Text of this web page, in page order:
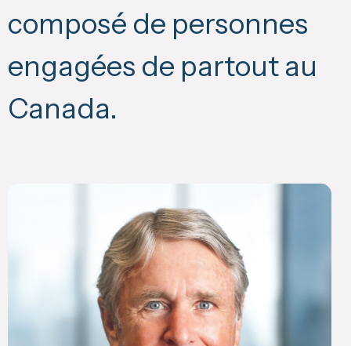
composé de personnes
engagées de partout au
Canada.